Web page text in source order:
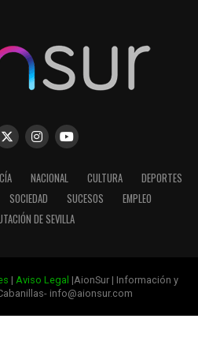
NACIONAL CULTURA
DEPORTES
SOCIEDAD SUCESOS
EMPLEO
DE SEVILLA
| Aviso Legal |AionSur | Información y
info@aionsur.com